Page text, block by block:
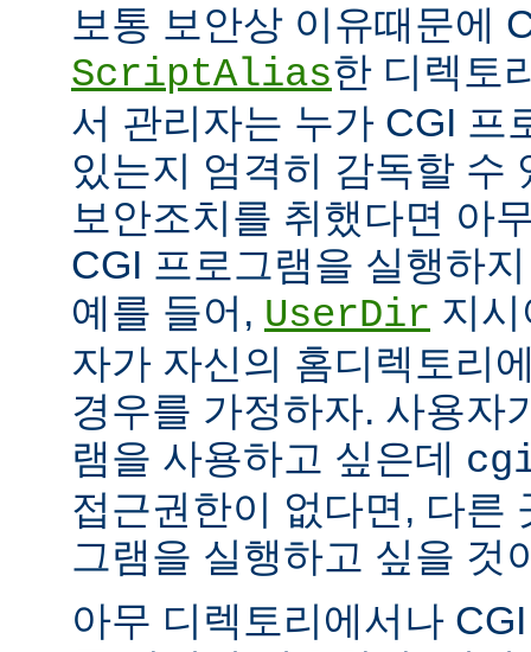
보통 보안상 이유때문에
ScriptAlias한 디렉토
서 관리자는 누가 CGI 프
있는지 엄격히 감독할 수
보안조치를 취했다면 아
CGI 프로그램을 실행하
예를 들어, UserDir 지
자가 자신의 홈디렉토리
경우를 가정하자. 사용자
램을 사용하고 싶은데
접근권한이 없다면, 다른
그램을 실행하고 싶을 것
아무 디렉토리에서나